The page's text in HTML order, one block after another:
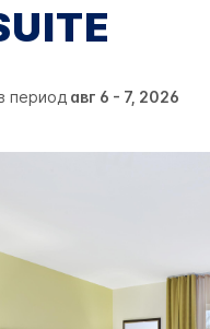
период авг 6 - 7, 2026